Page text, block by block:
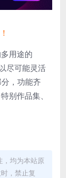
用途的
尽可能灵活
，功能齐
别作品集、
，均为本站原
，禁止复